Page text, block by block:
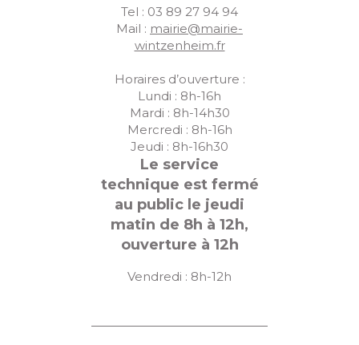
Tel : 03 89 27 94 94
Mail : mairie@mairie-
wintzenheim.fr
Horaires d’ouverture :
Lundi : 8h-16h
Mardi : 8h-14h30
Mercredi : 8h-16h
Jeudi : 8h-16h30
Le service
technique est fermé
au public le jeudi
matin de 8h à 12h,
ouverture à 12h
Vendredi : 8h-12h